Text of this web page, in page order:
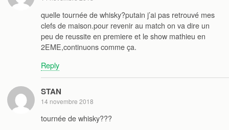
quelle tournée de whisky?putain j’ai pas retrouvé mes
clefs de maison.pour revenir au match on va dire un
peu de reussite en premiere et le show mathieu en
2EME,continuons comme ça.
Reply
STAN
14 novembre 2018
tournée de whisky???